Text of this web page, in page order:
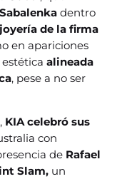
dentro
de la firma
en apariciones
estéticaalineada
, pese a no ser
KIA celebró sus
con
de Rafael
Slam, un